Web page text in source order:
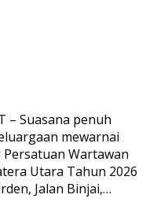
– Suasana penuh
mewarnai
Wartawan
Utara Tahun 2026
Jalan Binjai,…